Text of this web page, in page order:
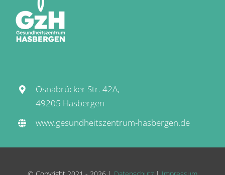
Osnabrücker Str. 42A,
49205 Hasbergen
www.gesundheitszentrum-hasbergen.de